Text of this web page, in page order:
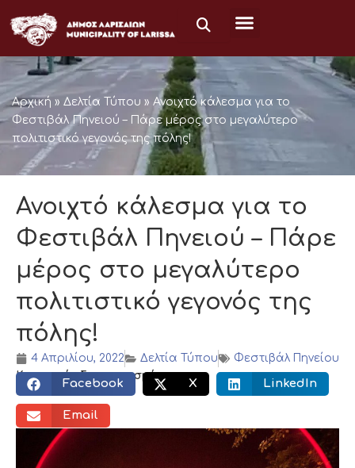
στο
περιεχόμενο
Αρχική » Δελτία Τύπου » Ανοιχτό κάλεσμα για το
Φεστιβάλ Πηνειού – Πάρε μέρος στο μεγαλύτερο
πολιτιστικό γεγονός της πόλης!
Ανοιχτό κάλεσμα για το
Φεστιβάλ Πηνειού – Πάρε
μέρος στο μεγαλύτερο
πολιτιστικό γεγονός της
πόλης!
4 Απριλίου, 2022 Δελτία Τύπου
Φεστιβάλ Πηνείου
Κοινωνικός διαμοιρασμός:
Facebook X LinkedIn
Email